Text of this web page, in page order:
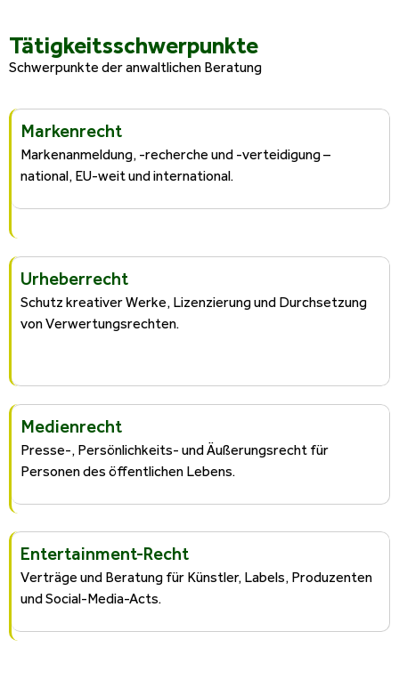
Tätigkeitsschwerpunkte
Schwerpunkte der anwaltlichen Beratung
Markenrecht
Markenanmeldung, -recherche und -verteidigung –
national, EU-weit und international.
Urheberrecht
Schutz kreativer Werke, Lizenzierung und Durchsetzung
von Verwertungsrechten.
Medienrecht
Presse-, Persönlichkeits- und Äußerungsrecht für
Personen des öffentlichen Lebens.
Entertainment-Recht
Verträge und Beratung für Künstler, Labels, Produzenten
und Social-Media-Acts.